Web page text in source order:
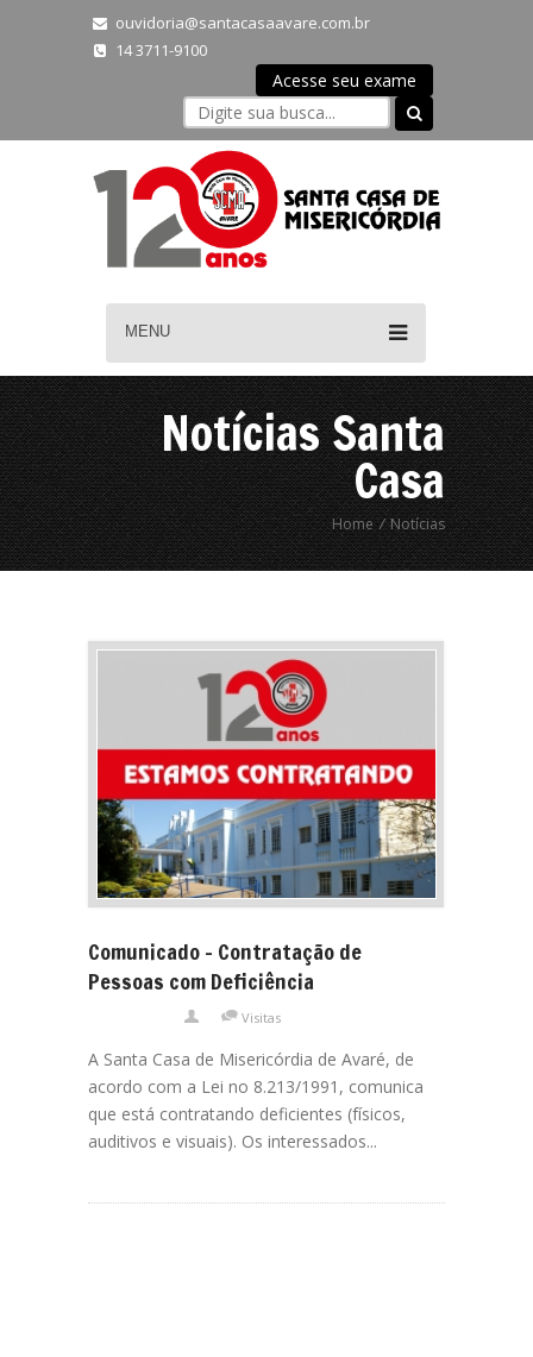
ouvidoria@santacasaavare.com.br
14 3711-9100
Acesse seu exame
MENU
Notícias Santa
Casa
Home / Notícias
Comunicado – Contratação de
Pessoas com Deficiência
Visitas
A Santa Casa de Misericórdia de Avaré, de
acordo com a Lei no 8.213/1991, comunica
que está contratando deficientes (físicos,
auditivos e visuais). Os interessados...